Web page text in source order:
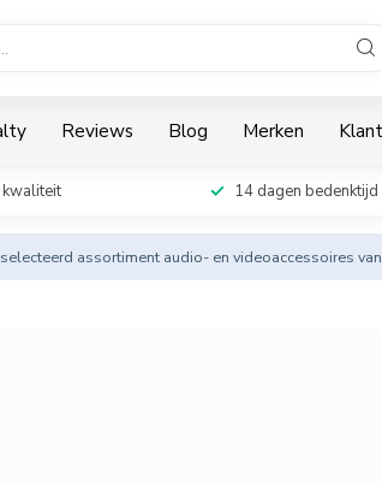
Reviews Blog Merken
14 dagen bedenktijd
assortiment audio- en videoaccessoires